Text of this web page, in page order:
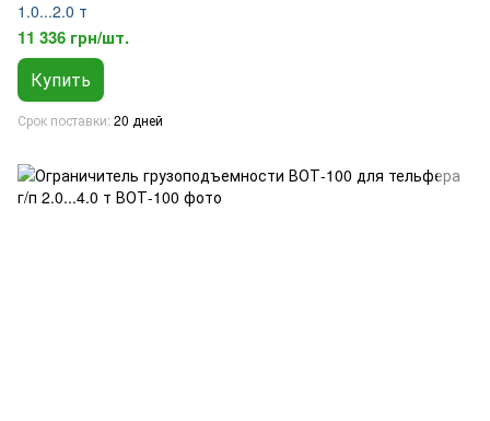
1.0...2.0 т
11 336 грн/шт.
Купить
Срок поставки 20 дней